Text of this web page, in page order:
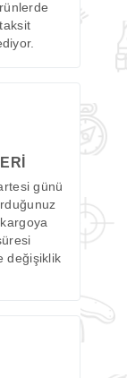
günü
değişiklik